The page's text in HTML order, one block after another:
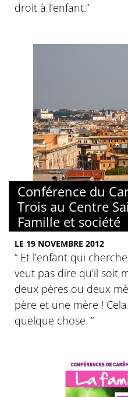
droit à l’enfant.”
Conférence du
Trois au Centre
Famille et société
LE 19 NOVEMBRE 2012
“ Et l’enfant qui
veut pas dire qu’il soit
deux pères ou deux
père et une mère !
quelque chose. ”